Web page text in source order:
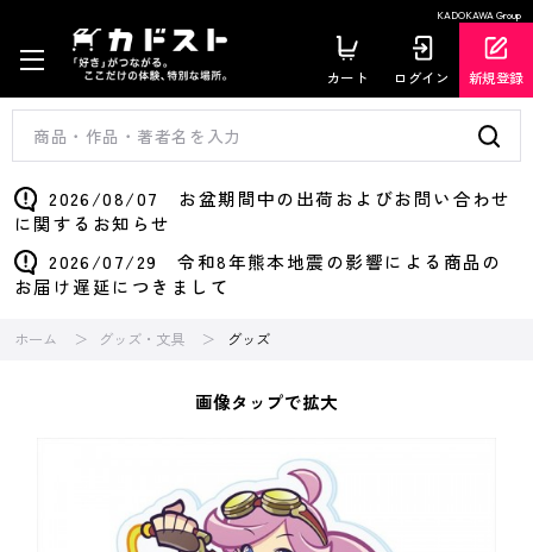
KADOKAWA Group
カート ログイン 新規登録
2026/08/07 お盆期間中の出荷およびお問い合わせ
に関するお知らせ
2026/07/29 令和8年熊本地震の影響による商品の
お届け遅延につきまして
ホーム グッズ・文具 グッズ
画像タップで拡大